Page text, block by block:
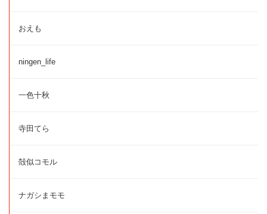
おえも
ningen_life
一色十秋
寺田てら
殻似コモル
ナガシまモモ